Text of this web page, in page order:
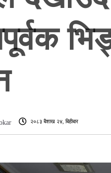
२०८३ बैशाख २४, बिहीबार